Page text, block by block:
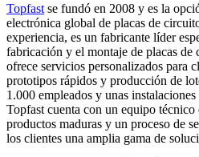
Topfast se fundó en 2008 y es la
electrónica global de placas de
experiencia, es un fabricante líder
fabricación y el montaje de placas de
ofrece servicios personalizados para
prototipos rápidos y producción de
1.000 empleados y unas
Topfast cuenta con un equipo
productos maduras y un proceso de
los clientes una amplia gama de